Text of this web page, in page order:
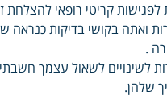
קריטי רופאי להצלחת
ואתה בקושי בדיקות כנראה
.
לשינויים לשאול עצמך
שלהן.